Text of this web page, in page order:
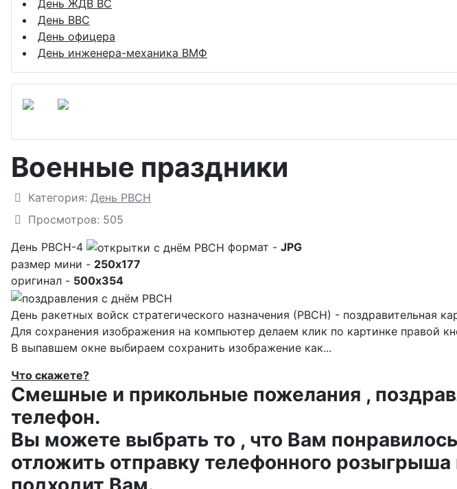
День ЖДВ ВС
День ВВС
День офицера
День инженера-механика ВМФ
Военные праздники
Подробности
Категория: День РВСН
Просмотров: 505
День РВСН-4
формат - JPG
размер мини - 250x177
оригинал - 500x354
День ракетных войск стратегического назначения (РВСН) - поздравительная
Для сохранения изображения на компьютер делаем клик по картинке правой
В выпавшем окне выбираем сохранить изображение как...
Что скажете?
Смешные и прикольные пожелания ,
телефон.
Вы можете выбрать то , что Вам
отложить отправку телефонного розыгрыша